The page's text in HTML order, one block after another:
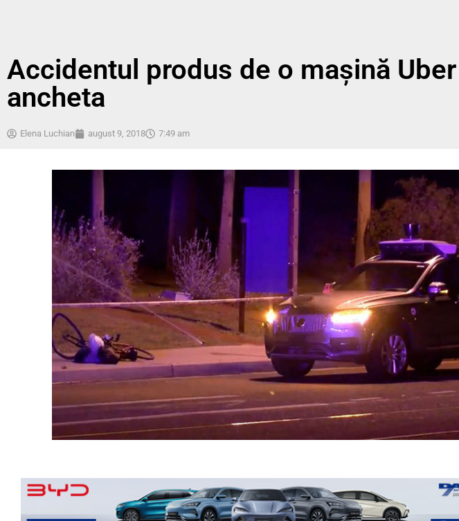
Accidentul produs de o mașină
ancheta
Elena Luchian august 9, 2018 7:49 am